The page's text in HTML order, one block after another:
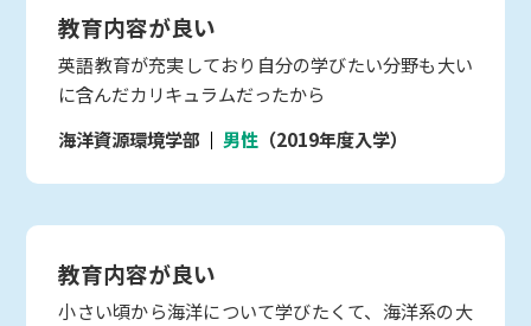
教育内容が良い
英語教育が充実しており自分の学びたい分野も大い
に含んだカリキュラムだったから
海洋資源環境学部
男性 （2019年度入学）
教育内容が良い
小さい頃から海洋について学びたくて、海洋系の大